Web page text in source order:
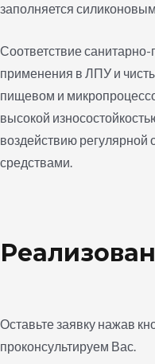
заполняется
Соответствие
применения в ЛПУ и
пищевом и
высокой
воздействию
средствами.
Оставьте заявку нажав
проконсультируем Вас.